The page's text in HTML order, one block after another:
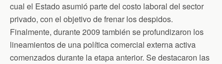
cual el Estado asumió parte del costo laboral del sector
privado, con el objetivo de frenar los despidos.
Finalmente, durante 2009 también se profundizaron los
lineamientos de una política comercial externa activa
comenzados durante la etapa anterior. Se destacaron las